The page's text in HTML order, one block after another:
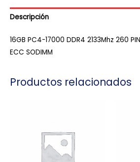
Descripción
16GB PC4-17000 DDR4 2133Mhz 260
ECC SODIMM
Productos relacionados